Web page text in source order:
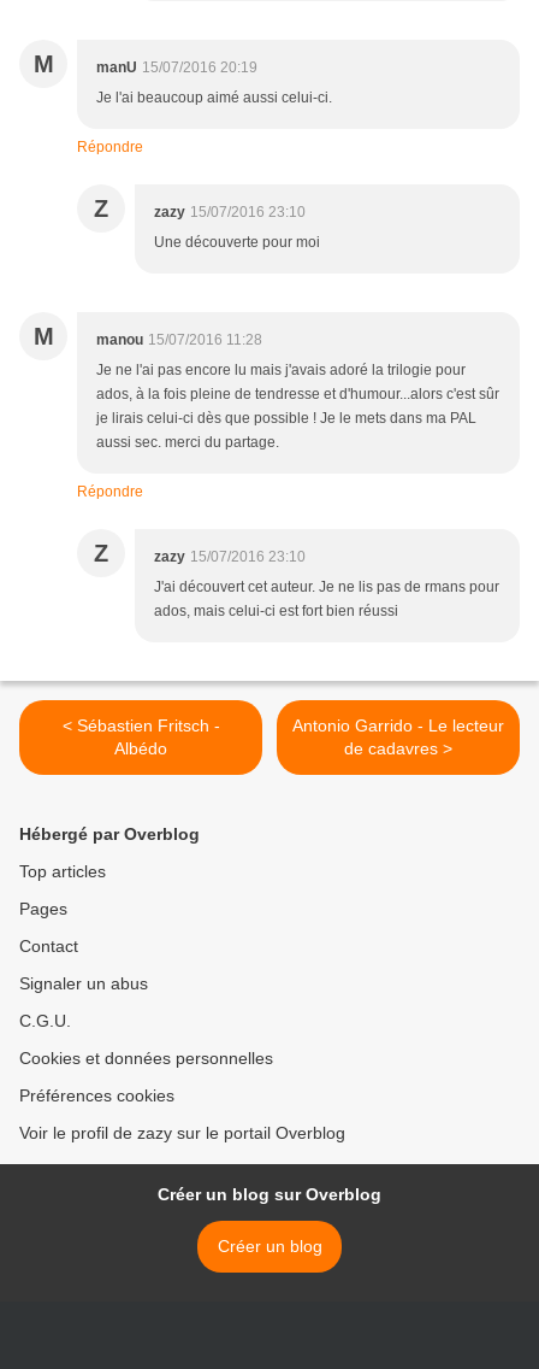
M manU 15/07/2016 20:19
Je l'ai beaucoup aimé aussi celui-ci.
Répondre
Z zazy 15/07/2016 23:10
Une découverte pour moi
M manou 15/07/2016 11:28
Je ne l'ai pas encore lu mais j'avais adoré la trilogie pour
ados, à la fois pleine de tendresse et d'humour...alors c'est sûr
je lirais celui-ci dès que possible ! Je le mets dans ma PAL
aussi sec. merci du partage.
Répondre
Z zazy 15/07/2016 23:10
J'ai découvert cet auteur. Je ne lis pas de rmans pour
ados, mais celui-ci est fort bien réussi
< Sébastien Fritsch -
Albédo
Antonio Garrido - Le lecteur
de cadavres >
Hébergé par Overblog
Top articles
Pages
Contact
Signaler un abus
C.G.U.
Cookies et données personnelles
Préférences cookies
Voir le profil de zazy sur le portail Overblog
Créer un blog sur Overblog
Créer un blog